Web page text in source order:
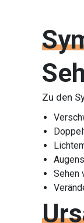
Zu den
Sehen